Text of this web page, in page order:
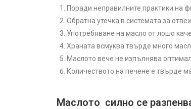
Поради неправилните практики на
Обратна утечка в системата за
Употребяване на масло от лошо
Храната всмуква твърде много
Маслото вече не изпълнява
Количеството на печене е твърде
Маслото силно се